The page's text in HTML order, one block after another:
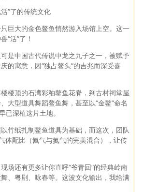
”了的传统文化
巨大的金色鳌鱼悄然游入场馆上空。这一
“活”了！
是中国古代传说中龙之九子之一，被赋予
的寓意，因“独占鳌头”的吉兆而深受喜
楼顶的石湾彩釉鳌鱼花脊，到古村祠堂屋
大型道具舞蹈鳌鱼舞，甚至以“金鳌”命名
深植这片土地。
竹纸扎制鳌鱼道具为基础，而这次，团队
体配比（氦气与氮气的完美混合），让传
场还有更多让你直呼“爷青回”的经典岭南
、粤剧、咏春等。这波文化输出，我给满